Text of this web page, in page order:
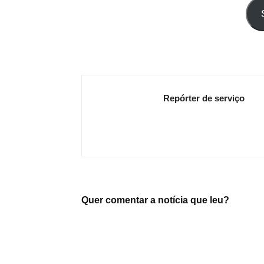
Repórter de serviço
Quer comentar a notícia que leu?